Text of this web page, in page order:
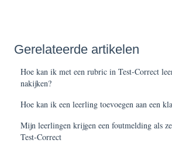
Gerelateerde artikelen
Hoe kan ik met een rubric in Test-Correct
nakijken?
Hoe kan ik een leerling toevoegen aan een
Mijn leerlingen krijgen een foutmelding als
Test-Correct